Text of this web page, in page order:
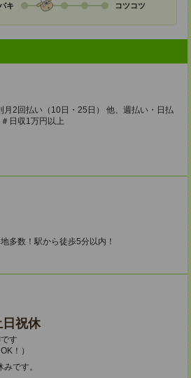
キ コツコツ
月2回払い（10日・25日） 他、週払い・日払
日収1万円以上
多数！駅から徒歩5分以内！
祝休
す
！）
です。